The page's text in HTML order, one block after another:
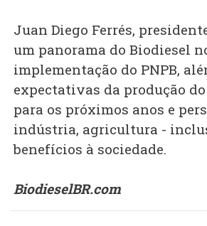
Juan Diego Ferrés,
um panorama do Biodiesel
implementação do PNPB,
expectativas da produção
para os próximos anos e
indústria, agricultura -
benefícios à sociedade.
BiodieselBR.com